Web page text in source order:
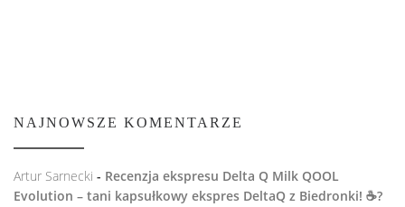
NAJNOWSZE KOMENTARZE
Artur Sarnecki - Recenzja ekspresu Delta Q Milk QOOL
Evolution – tani kapsułkowy ekspres DeltaQ z Biedronki! ☕️?